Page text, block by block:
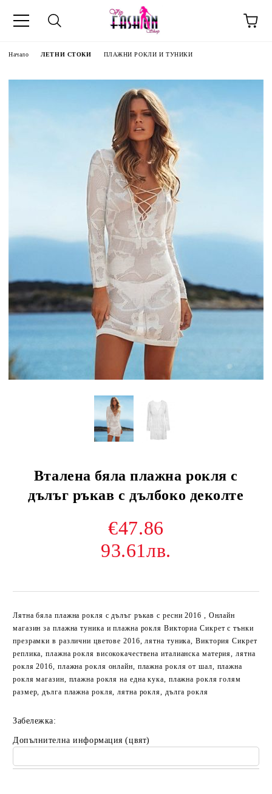
Начало ЛЕТНИ СТОКИ ПЛАЖНИ РОКЛИ И ТУНИКИ
Вталена бяла плажна рокля с
дълъг ръкав с дълбоко деколте
€47.86
93.61лв.
Лятна бяла плажна рокля с дълъг ръкав с ресни 2016 , Онлайн
магазин за плажна туника и плажна рокля Викториа Сикрет с тънки
презрамки в различни цветове 2016, лятна туника, Виктория Сикрет
реплика, плажна рокля висококачествена италианска материя, лятна
рокля 2016, плажна рокля онлайн, плажна рокля от шал, плажна
рокля магазин, плажна рокля на една кука, плажна рокля голям
размер, дълга плажна рокля, лятна рокля, дълга рокля
Забележка:
Допълнителна информация (цвят)